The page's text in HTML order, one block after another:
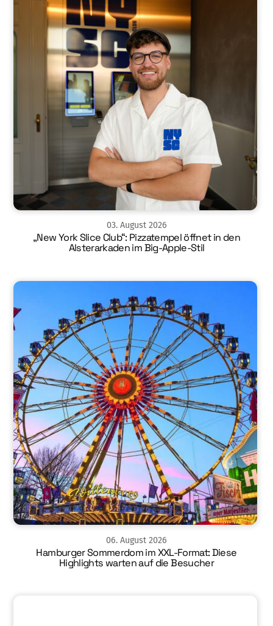
03. August 2026
„New York Slice Club“: Pizzatempel öffnet in den
Alsterarkaden im Big-Apple-Stil
06. August 2026
Hamburger Sommerdom im XXL-Format: Diese
Highlights warten auf die Besucher